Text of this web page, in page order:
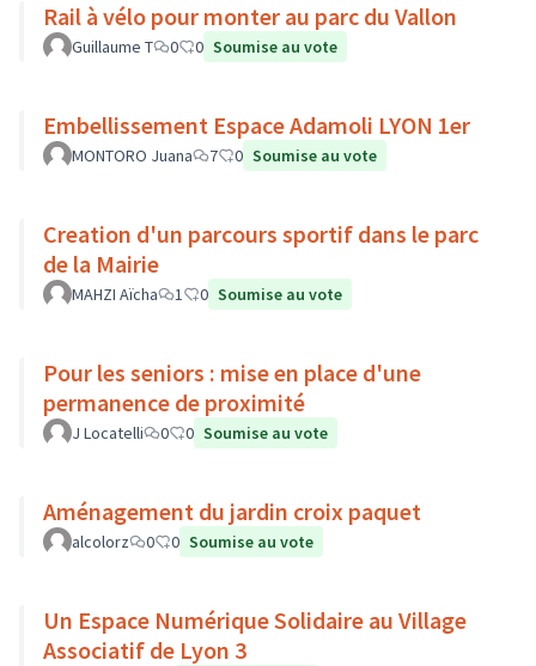
Rail à vélo pour monter au parc du Vallon
Guillaume T 0 0 Soumise au vote
Embellissement Espace Adamoli LYON 1er
MONTORO Juana 7 0 Soumise au vote
Creation d'un parcours sportif dans le parc
de la Mairie
MAHZI Aïcha 1 0 Soumise au vote
Pour les seniors : mise en place d'une
permanence de proximité
J Locatelli 0 0 Soumise au vote
Aménagement du jardin croix paquet
alcolorz 0 0 Soumise au vote
Un Espace Numérique Solidaire au Village
Associatif de Lyon 3